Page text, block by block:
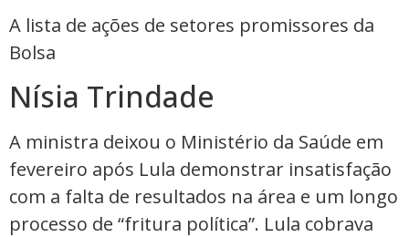
A lista de ações de setores promissores da
Bolsa
Nísia Trindade
A ministra deixou o Ministério da Saúde em
fevereiro após Lula demonstrar insatisfação
com a falta de resultados na área e um longo
processo de “fritura política”. Lula cobrava